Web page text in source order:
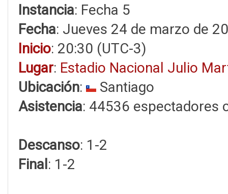
Instancia: Fecha 5
Fecha: Jueves 24 de marzo de
Inicio: 20:30 (UTC-3)
Lugar: Estadio Nacional Julio
Ubicación:
Santiago
Asistencia: 44536 espectadores
Descanso: 1-2
Final : 1-2